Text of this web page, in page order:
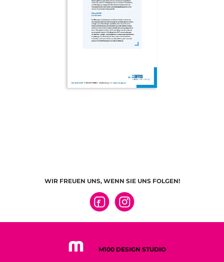
WIR FREUEN UNS, WENN SIE UNS FOLGEN!
M100 DESIGN STUDIO